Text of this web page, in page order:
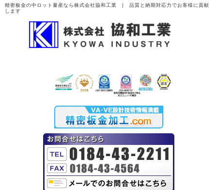
精密板金の中ロット量産なら株式会社協和工業 | 品質と納期対応力でお客様に貢献
します